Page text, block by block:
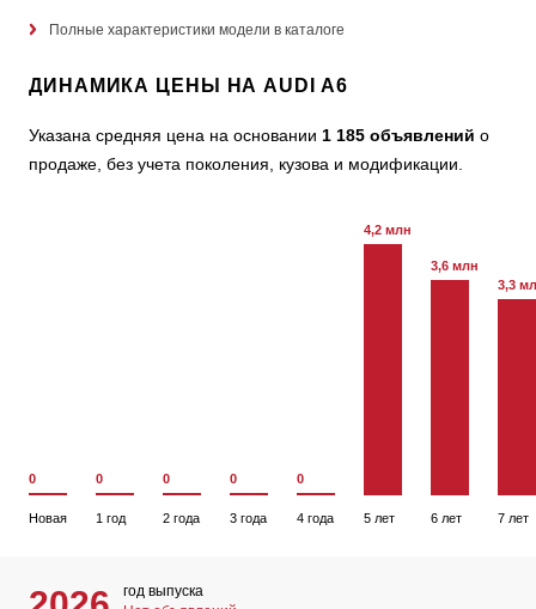
Полные характеристики модели в каталоге
ДИНАМИКА ЦЕНЫ НА AUDI A6
Указана средняя цена на основании 1 185 объявлений о
продаже, без учета поколения, кузова и модификации.
0
Новая
0
1 год
0
2 года
0
3 года
0
4 года
4,2 млн
5 лет
3,6 млн
6 лет
3,3
7 лет
год выпуска